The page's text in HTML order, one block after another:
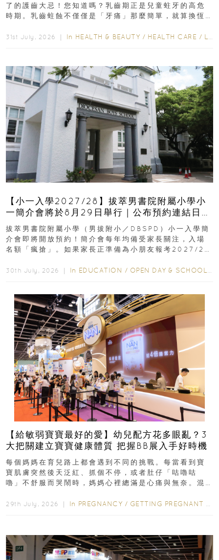
了的護齒大忌！您知道嗎？乳齒期正是兒童蛀牙的高危
時期。乳齒蛀蝕不僅僅是「牙痛」那麼簡單，就算換恆
31st July, 2026 ｜ In HEALTH & BEAUTY / HEALTH CARE / LIFESTYLE
【小一入學2027/28】拔萃男書院附屬小學小
一簡介會將於8月29日舉行｜公布預約連結日期
｜更設有網上重溫
拔萃男書院附屬小學（男拔附小／DBSPD）小一入學簡
介會即將開放預約！簡介會每年均備受家長關注，入場
名額「瘋搶」。如果家長正準備為小朋友報考2027/28
30th July, 2026 ｜ In EDUCATION / OPEN DAY & SCHOOL EVENTS
【給敏弱寶寶最好的愛】幼兒配方花多眼亂？3
大把關建立寶寶健康體質 把握BB展入手好時機
每個媽媽在育兒路上都會遇到不同的挑戰。每當看到寶
寶肌膚突然後天泛紅、抓個不停，或者肚仔「咕嚕咕
嚕」不舒服而哭鬧時，媽媽心裡總滿是心痛與無奈。混
29th July, 2026 ｜ In PREGNANCY / GETTING PREGNANT